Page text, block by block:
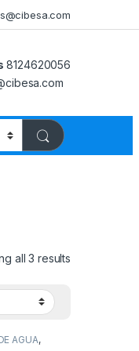
8124620056
all 3 results
AGUA,